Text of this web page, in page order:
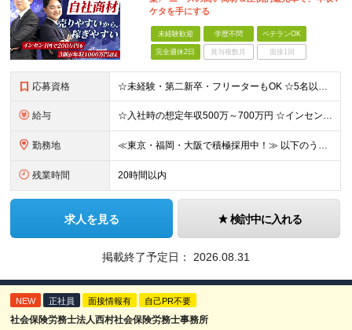
ケタを手にする
未経験歓迎 学歴不問 ベテランOK
完全週休2日 賞与複数月 面接1回
応募資格 ☆未経験・第二新卒・フリーターもOK ☆5名以上の積極採用中！ ※学歴不問 ～このような方を歓迎します！～ ■今より生活を1ランクアップさせたい ■年収1000万円を目指したい ■営業スキルを身に付
給与 ☆入社時の想定年収500万～700万円 ☆インセン年12回／1年目で1000万円も目指せる ☆社員の半数以上が年収800万円超え 月給35万円～＋インセンティブ＋各種手当 ※経験・スキルに応じて決
勤務地 ≪東京・福岡・大阪で積極採用中！≫ 以下のうち、希望に合わせて配属いたします。 【東京本社】 東京都港区芝1-9-3 芝マツラビル4F 【大阪支店】 大阪府大阪市西区西本町1丁目5番20号 サーミ
残業時間 20時間以内
求人を見る 検討中に入れる
掲載終了予定日： 2026.08.31
NEW 正社員 面接情報有 自己PR不要
社会保険労務士法人西村社会保険労務士事務所